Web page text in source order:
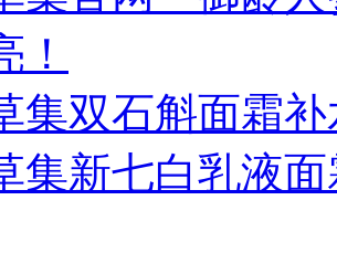
！
集双石斛面霜
集新七白乳液